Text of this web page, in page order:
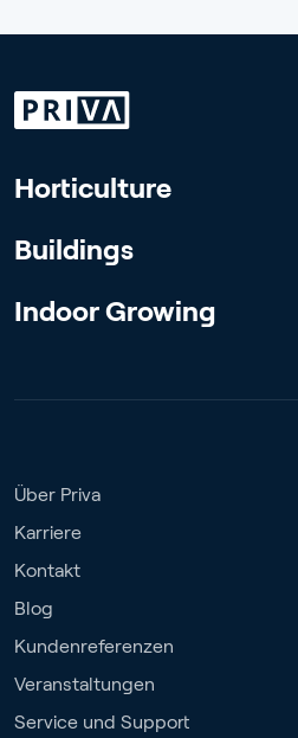
Horticulture
Buildings
Indoor Growing
Über Priva
Karriere
Kontakt
Blog
Kundenreferenzen
Veranstaltungen
Service und Support